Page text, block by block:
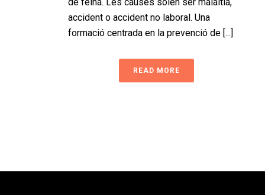
accident o accident no laboral. Una
formació centrada en la prevenció de [...]
READ MORE